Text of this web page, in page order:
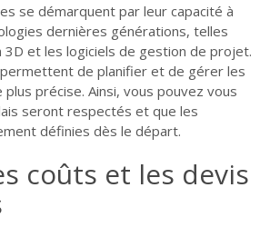
se démarquent par leur capacité à
dernières générations, telles
3D et les logiciels de gestion de projet.
de planifier et de gérer les
précise. Ainsi, vous pouvez vous
seront respectés et que les
définies dès le départ.
coûts et les devis